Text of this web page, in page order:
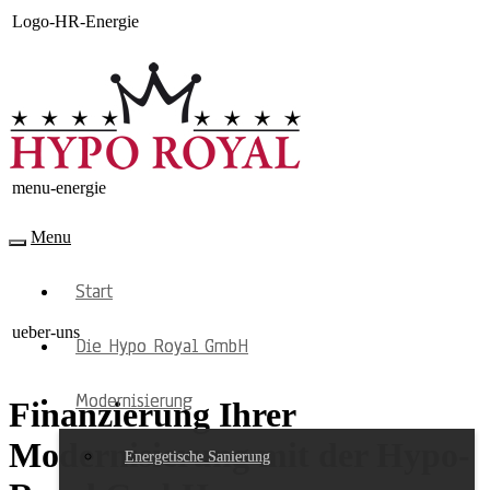
Logo-HR-Energie
menu-energie
Menu
Start
Die Hypo Royal GmbH
Modernisierung
Energetische Sanierung
ueber-uns
Finanzierung Ihrer
Modernisierung mit der Hypo-